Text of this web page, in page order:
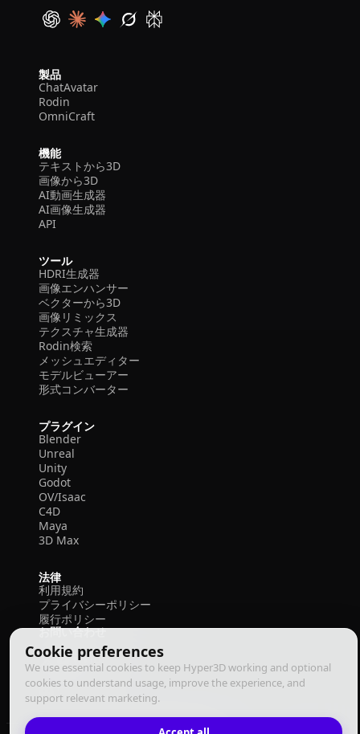
Cookie preferences
We use essential cookies to keep Hyper3D working and optional
cookies to understand usage, improve the experience, and
support relevant marketing.
製品
ChatAvatar
Rodin
OmniCraft
機能
テキストから3D
画像から3D
AI動画生成器
AI画像生成器
API
ツール
HDRI生成器
画像エンハンサー
ベクターから3D
画像リミックス
テクスチャ生成器
Rodin検索
メッシュエディター
モデルビューアー
形式コンバーター
プラグイン
Blender
Unreal
Unity
Godot
OV/Isaac
C4D
Maya
3D Max
法律
利用規約
プライバシーポリシー
履行ポリシー
お問い合わせ